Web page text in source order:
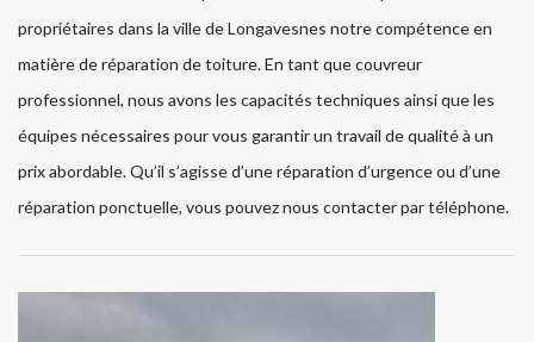
propriétaires dans la ville de Longavesnes notre compétence en
matière de réparation de toiture. En tant que couvreur
professionnel, nous avons les capacités techniques ainsi que les
équipes nécessaires pour vous garantir un travail de qualité à un
prix abordable. Qu’il s’agisse d’une réparation d’urgence ou d’une
réparation ponctuelle, vous pouvez nous contacter par téléphone.